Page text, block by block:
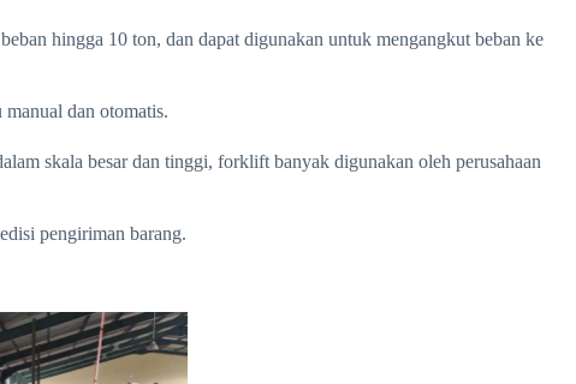
hingga 10 ton, dan dapat digunakan untuk mengangkut beban ke
dan otomatis.
skala besar dan tinggi, forklift banyak digunakan oleh perusahaan
pengiriman barang.